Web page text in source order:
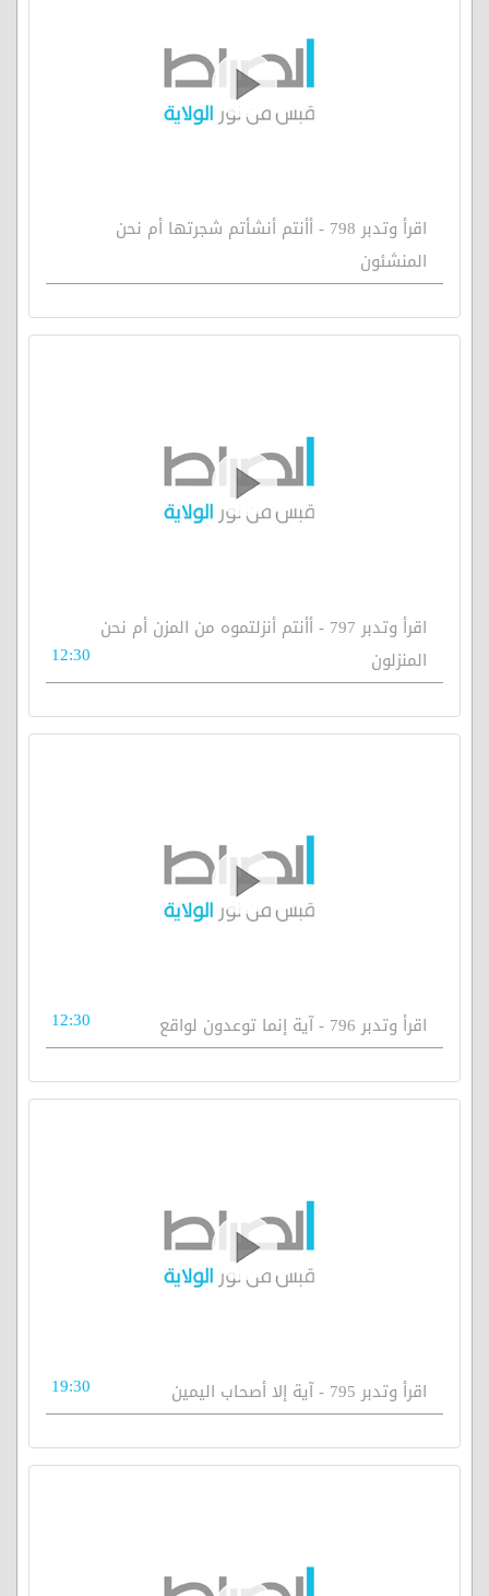
اقرأ وتدبر 798 - أأنتم أنشأتم شجرتها أم نحن
المنشئون
اقرأ وتدبر 797 - أأنتم أنزلتموه من المزن أم نحن
المنزلون
12:30
اقرأ وتدبر 796 - آية إنما توعدون لواقع 12:30
اقرأ وتدبر 795 - آية إلا أصحاب اليمين 19:30